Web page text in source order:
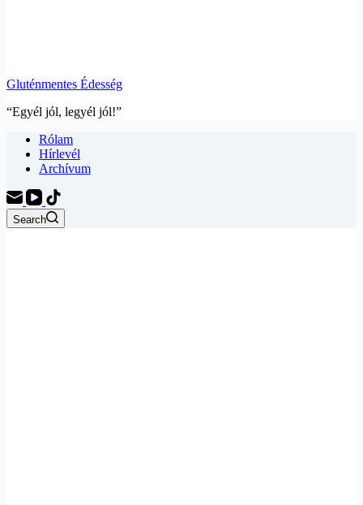
Gluténmentes Édesség
“Egyél jól, legyél jól!”
Rólam
Hírlevél
Archívum
Search